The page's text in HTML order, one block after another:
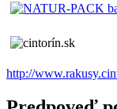
http://